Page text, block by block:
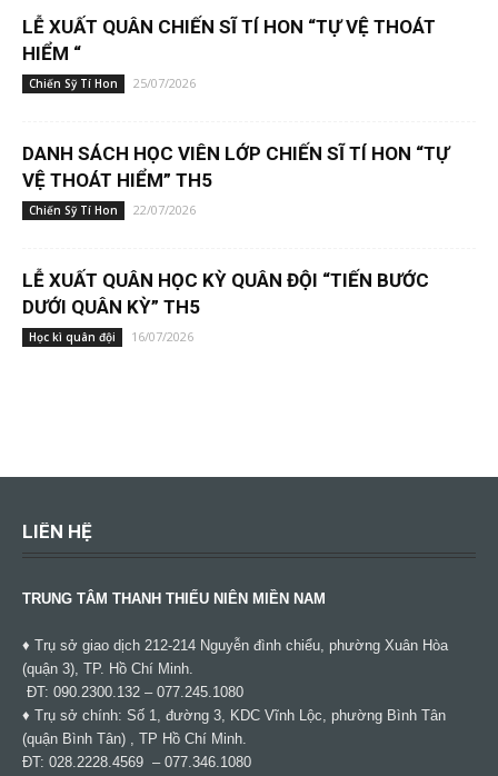
LỄ XUẤT QUÂN CHIẾN SĨ TÍ HON “TỰ VỆ THOÁT
HIỂM “
Chiến Sỹ Tí Hon 25/07/2026
DANH SÁCH HỌC VIÊN LỚP CHIẾN SĨ TÍ HON “TỰ
VỆ THOÁT HIỂM” TH5
Chiến Sỹ Tí Hon 22/07/2026
LỄ XUẤT QUÂN HỌC KỲ QUÂN ĐỘI “TIẾN BƯỚC
DƯỚI QUÂN KỲ” TH5
Học kì quân đội 16/07/2026
LIÊN HỆ
TRUNG TÂM THANH THIẾU NIÊN MIỀN NAM
♦ Trụ sở giao dịch 212-214 Nguyễn đình chiểu, phường Xuân Hòa
(quận 3), TP. Hồ Chí Minh.
ĐT: 090.2300.132 – 077.245.1080
♦ Trụ sở chính: Số 1, đường 3, KDC Vĩnh Lộc, phường Bình Tân
(quận Bình Tân) , TP Hồ Chí Minh.
ĐT: 028.2228.4569 – 077.346.1080